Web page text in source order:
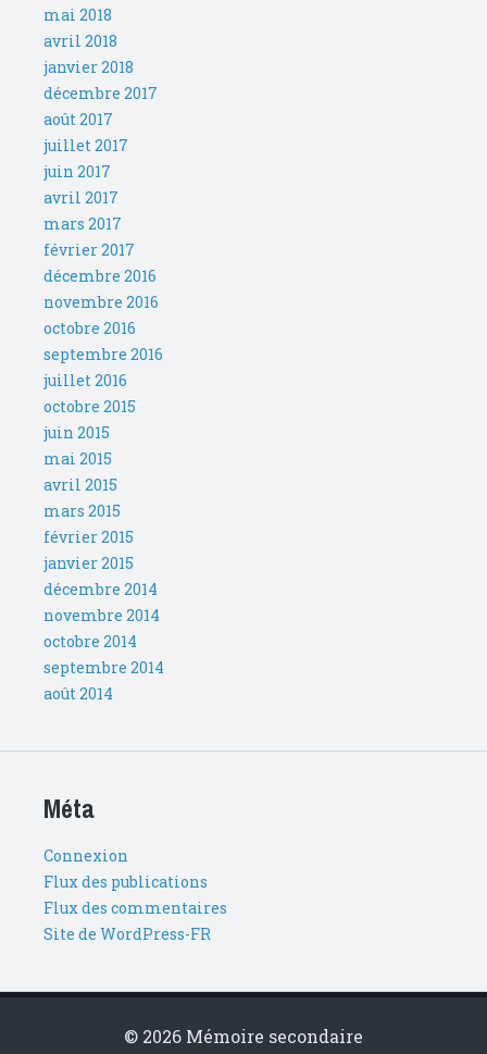
mai 2018
avril 2018
janvier 2018
décembre 2017
août 2017
juillet 2017
juin 2017
avril 2017
mars 2017
février 2017
décembre 2016
novembre 2016
octobre 2016
septembre 2016
juillet 2016
octobre 2015
juin 2015
mai 2015
avril 2015
mars 2015
février 2015
janvier 2015
décembre 2014
novembre 2014
octobre 2014
septembre 2014
août 2014
Méta
Connexion
Flux des publications
Flux des commentaires
Site de WordPress-FR
© 2026 Mémoire secondaire